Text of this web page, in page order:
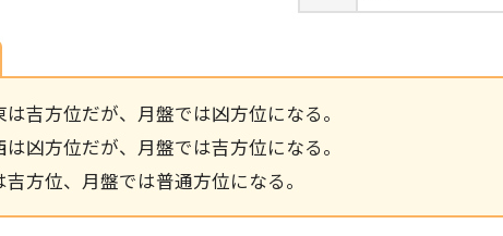
吉方位だが、月盤では凶方位になる。
凶方位だが、月盤では吉方位になる。
方位、月盤では普通方位になる。